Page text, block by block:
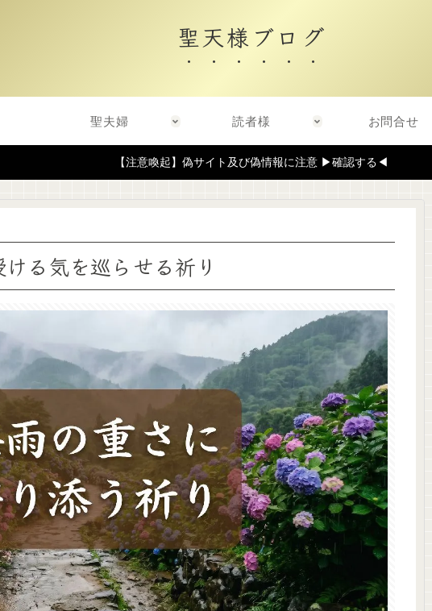
聖天様ブログ
聖夫婦 読者様 お問合せ
【注意喚起】偽サイト及び偽情報に注意 ▶確認する◀
る気を巡らせる祈り